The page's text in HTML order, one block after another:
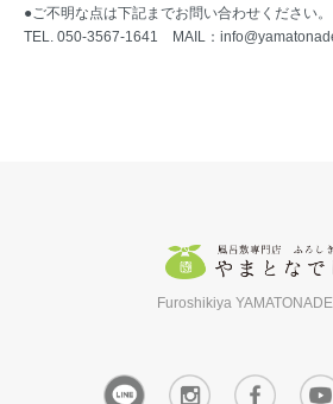
●ご不明な点は下記までお問い合わせください。
TEL. 050-3567-1641 MAIL：
Furoshikiya